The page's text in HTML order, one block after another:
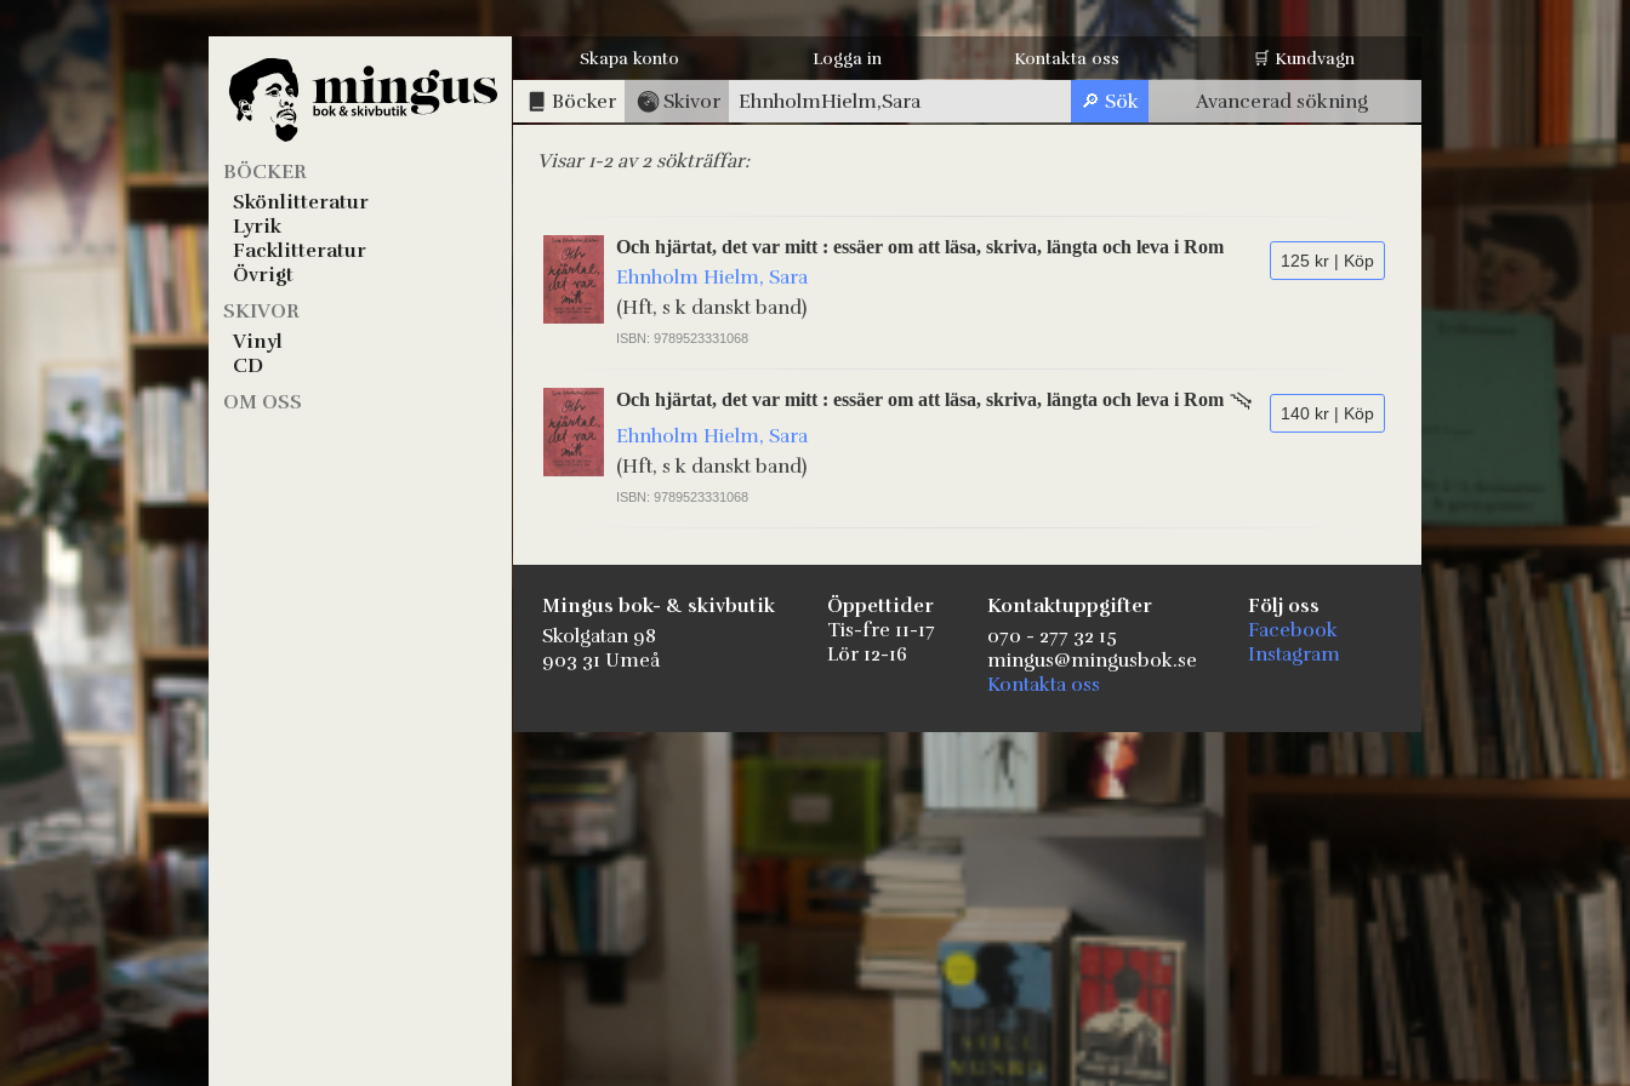
BÖCKER
Skönlitteratur
Lyrik
Facklitteratur
Övrigt
SKIVOR
Vinyl
CD
OM OSS
Skapa konto Logga in Kontakta oss 🛒 Kundvagn
Böcker Skivor Avancerad sökning
Visar 1-2 av 2 sökträffar:
125 kr | Köp
Och hjärtat, det var mitt : essäer om att läsa, skriva, längta och leva i Rom
Ehnholm Hielm, Sara
(Hft, s k danskt band)
ISBN: 9789523331068
140 kr | Köp
Och hjärtat, det var mitt : essäer om att läsa, skriva, längta och leva i Rom
Ehnholm Hielm, Sara
(Hft, s k danskt band)
ISBN: 9789523331068
Mingus bok- & skivbutik
Skolgatan 98
903 31 Umeå
Öppettider
Tis-fre 11-17
Lör 12-16
Kontaktuppgifter
070 - 277 32 15
mingus@mingusbok.se
Kontakta oss
Följ oss
Facebook
Instagram